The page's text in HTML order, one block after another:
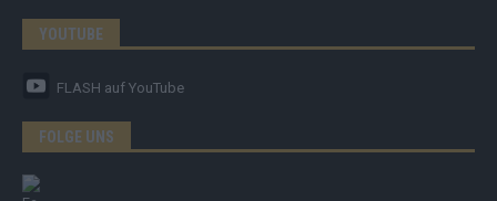
YOUTUBE
FLASH auf YouTube
FOLGE UNS